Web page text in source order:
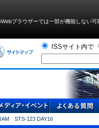
ブラウザーでは⼀部が機能しない可
ISSサイト内で
STS-123 DAY16